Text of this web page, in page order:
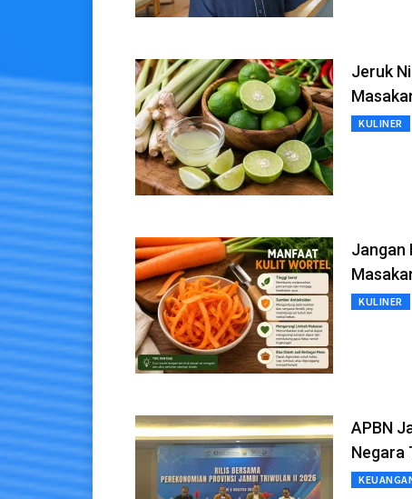
Jeruk
KULINER
Jangan
KULINER
APBN
Negara